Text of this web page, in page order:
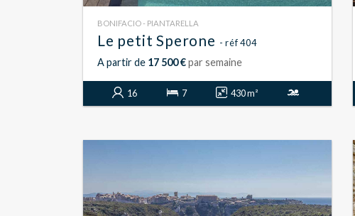
BONIFACIO - PIANTARELLA
Le petit Sperone - réf 404
A partir de 17 500 €par semaine
16 7 430 m²